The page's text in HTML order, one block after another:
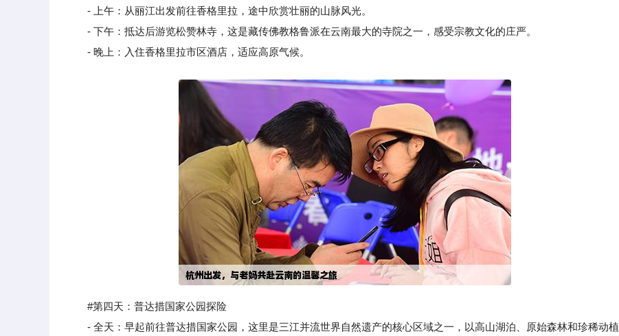
- 上午：从丽江出发前往香格里拉，途中欣赏壮丽的山脉风光。
- 下午：抵达后游览松赞林寺，这是藏传佛教格鲁派在云南最大的寺院之一，感受宗教文化的庄严。
- 晚上：入住香格里拉市区酒店，适应高原气候。
#第四天：普达措国家公园探险
- 全天：早起前往普达措国家公园，这里是三江并流世界自然遗产的核心区域之一，以高山湖泊、原始森林和珍稀动植